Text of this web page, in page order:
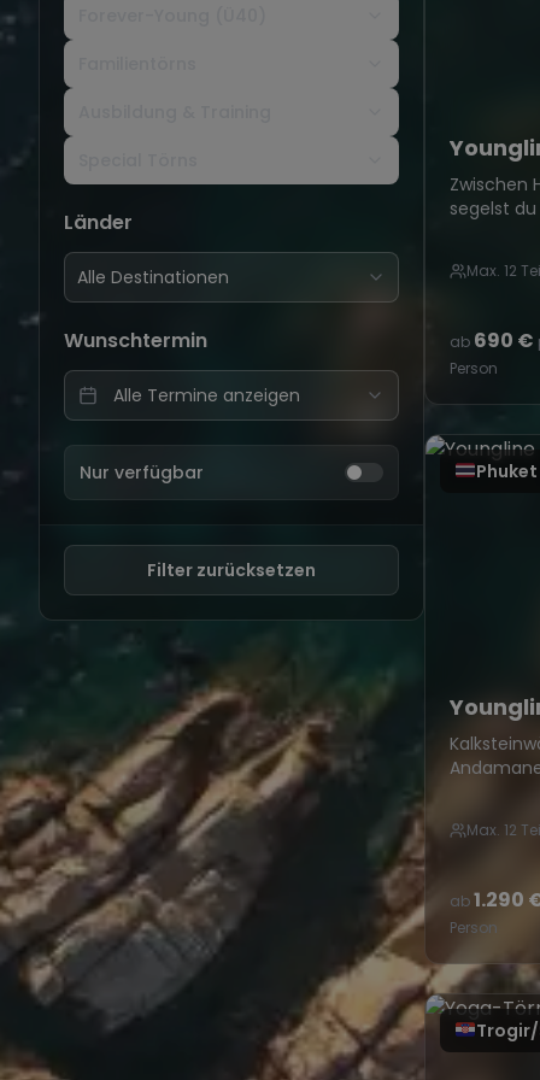
Länder
Alle Destinationen
Wunschtermin
Nur verfügbar
Filter zurücksetzen
Zwischen
segelst
Max. 12
ab 690 €
Person
Phuket
Leben
Max. 12
ab1.290
Person